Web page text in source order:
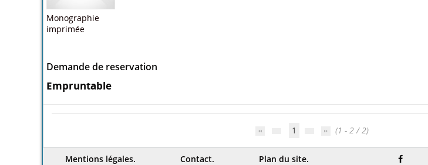
Monographie
imprimée
Demande de reservation
Empruntable
1 (1 - 2 / 2)
Mentions légales. Contact.
Plan du site.